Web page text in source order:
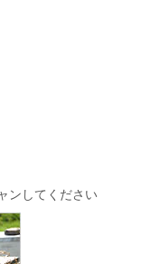
ンしてください